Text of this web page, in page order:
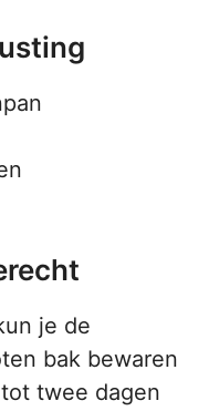
je de
bak bewaren
twee dagen